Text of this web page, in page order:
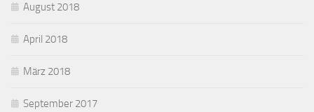
August 2018
April 2018
März 2018
September 2017